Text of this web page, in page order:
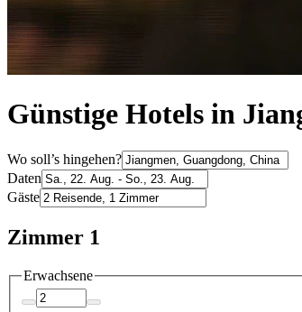
Günstige Hotels in
Wo soll’s hingehen?
Daten
Gäste
Zimmer 1
Erwachsene